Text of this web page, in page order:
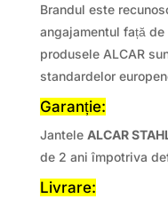
Brandul este
angajamentul față
produsele ALCAR
standardelor
Garanție:
Jantele ALCAR
de 2 ani împotriva
Livrare: